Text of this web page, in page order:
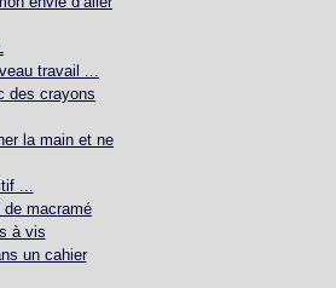
travail ...
des crayons
la main et ne
...
macramé
à vis
un cahier